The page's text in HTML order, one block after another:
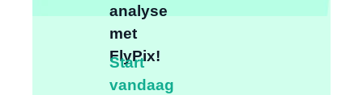
analyse
met
FlyPix!
Start
vandaag